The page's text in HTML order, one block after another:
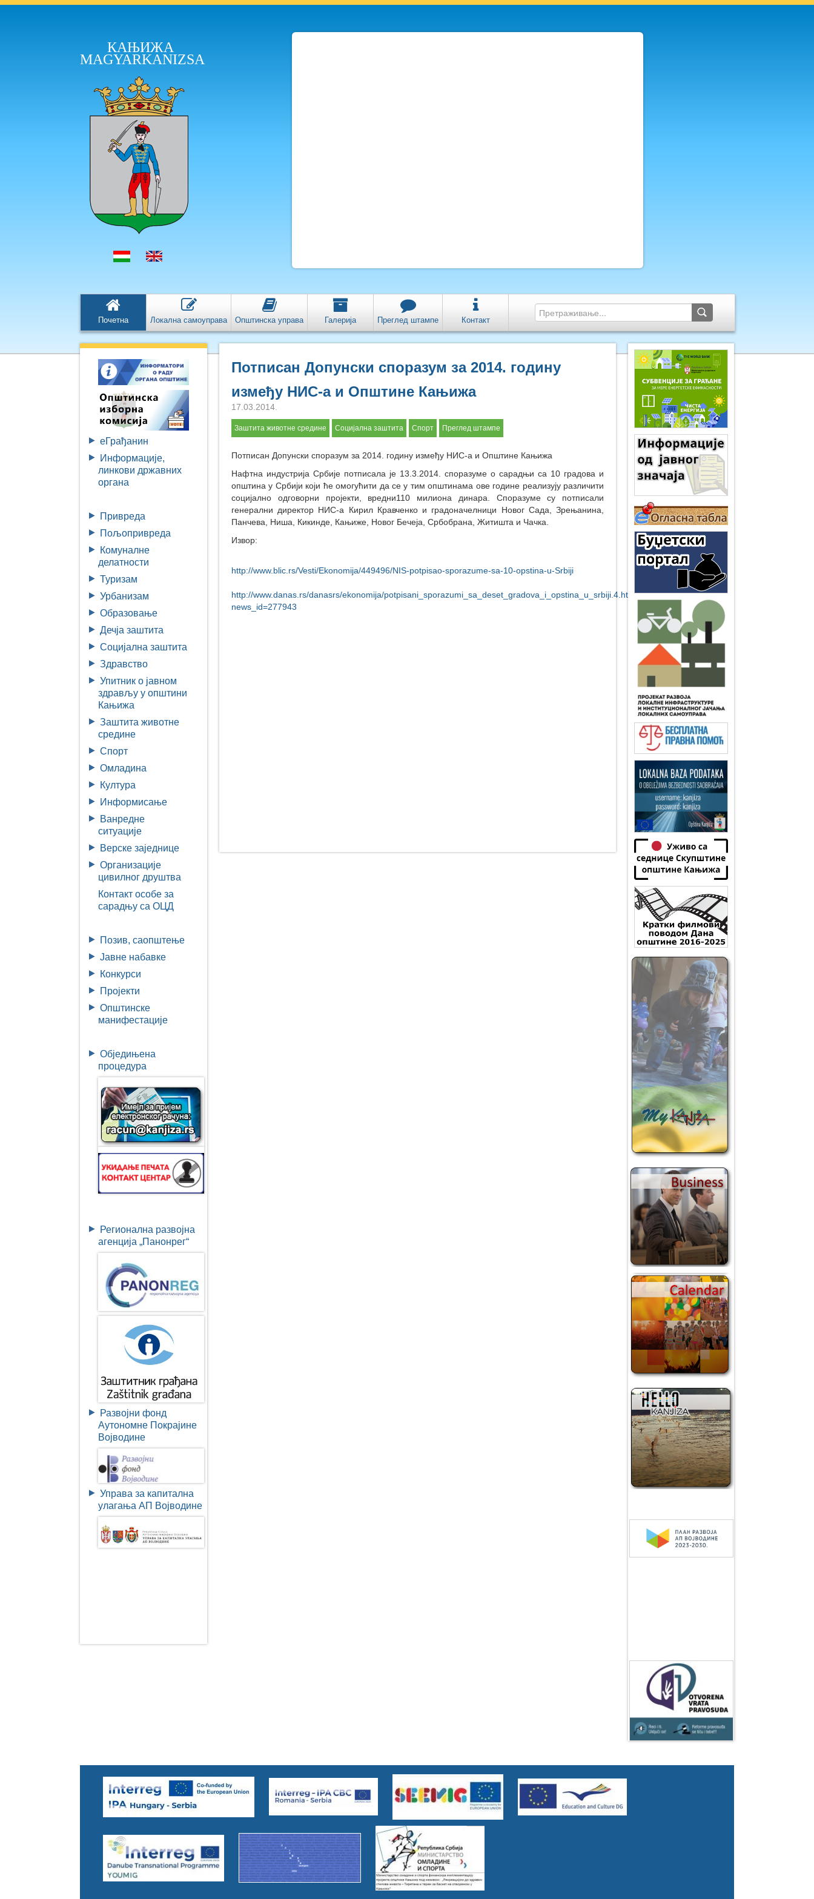
КАЊИЖА
MAGYARKANIZSA
Почетна Локална самоуправа Општинска управа Галерија Преглед штампе Контакт
eГрађанин
Информације,
линкови државних
органа
Привреда
Пољопривреда
Комуналне
делатности
Туризам
Урбанизам
Образовање
Дечја заштита
Социјална заштита
Здравство
Упитник о јавном
здрављу у општини
Кањижа
Заштита животне
средине
Спорт
Омладина
Култура
Информисање
Ванредне
ситуације
Верске заједнице
Организације
цивилног друштва
Контакт особе за
сарадњу са ОЦД
Позив, саопштење
Јавне набавке
Конкурси
Пројекти
Општинске
манифестације
Обједињена
процедура
Регионална развојна
агенција „Панонрег“
Развојни фонд
Аутономне Покрајине
Војводине
Управа за капитална
улагања АП Војводине
Потписан Допунски споразум за 2014. годину
између НИС-а и Општине Кањижа
17.03.2014.
Заштита животне средине Социјална заштита Спорт Преглед штампе
Потписан Допунски споразум за 2014. годину између НИС-а и Општине Кањижа
Нафтна индустрија Србије потписала је 13.3.2014. споразуме о сарадњи са 10 градова и
општина у Србији који ће омогућити да се у тим општинама ове године реализују различити
социјално одговорни пројекти, вредни110 милиона динара. Споразуме су потписали
генерални директор НИС-а Кирил Кравченко и градоначелници Новог Сада, Зрењанина,
Панчева, Ниша, Кикинде, Кањиже, Новог Бечеја, Србобрана, Житишта и Чачка.
Извор:
http://www.blic.rs/Vesti/Ekonomija/449496/NIS-potpisao-sporazume-sa-10-opstina-u-Srbiji
http://www.danas.rs/danasrs/ekonomija/potpisani_sporazumi_sa_deset_gradova_i_opstina_u_srbiji.4.html?
news_id=277943